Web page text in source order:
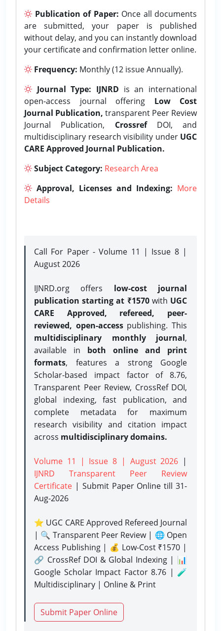
Publication of Paper: Once all documents
are submitted, your paper is published
without delay, and you can instantly download
your certificate and confirmation letter online.
Frequency: Monthly (12 issue Annually).
Journal Type: IJNRD is an international
open-access journal offering Low Cost
Journal Publication, transparent Peer Review
Journal Publication, CrossrefDOI, and
multidisciplinary research visibility under UGC
CARE Approved Journal Publication.
Subject Category: Research Area
Approval, Licenses and Indexing: More
Details
Call For Paper - Volume 11 | Issue 8 |
August 2026
IJNRD.org offers low-cost journal
publication starting at ₹1570with UGC
CARE Approved, refereed, peer-
reviewed, open-accesspublishing. This
multidisciplinary monthly journal,
available in both online and print
formats, features a strong Google
Scholar-based impact factor of 8.76,
Transparent Peer Review, CrossRef DOI,
global indexing, fast publication, and
complete metadata for maximum
research visibility and citation impact
across multidisciplinary domains.
Volume 11 | Issue 8 | August 2026 |
IJNRD Transparent Peer Review
Certificate | Submit Paper Onlinetill 31-
Aug-2026
⭐ UGC CARE Approved Refereed Journal
| 🔍 Transparent Peer Review | 🌐 Open
Access Publishing | 💰 Low-Cost ₹1570 |
🔗 CrossRef DOI & Global Indexing | 📊
Google Scholar Impact Factor 8.76 | 🧪
Multidisciplinary | Online & Print
Submit Paper Online